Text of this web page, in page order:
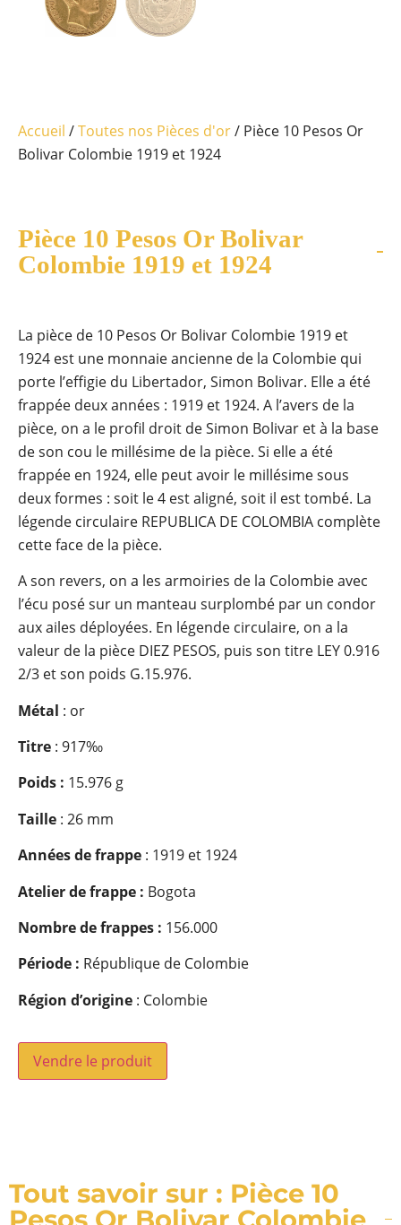
Accueil /Toutes nos Pièces d'or/ Pièce 10 Pesos Or
Bolivar Colombie 1919 et 1924
Pièce 10 Pesos Or Bolivar
Colombie 1919 et 1924
La pièce de 10 Pesos Or Bolivar Colombie 1919 et
1924 est une monnaie ancienne de la Colombie qui
porte l’effigie du Libertador, Simon Bolivar. Elle a été
frappée deux années : 1919 et 1924. A l’avers de la
pièce, on a le profil droit de Simon Bolivar et à la base
de son cou le millésime de la pièce. Si elle a été
frappée en 1924, elle peut avoir le millésime sous
deux formes : soit le 4 est aligné, soit il est tombé. La
légende circulaire REPUBLICA DE COLOMBIA complète
cette face de la pièce.
A son revers, on a les armoiries de la Colombie avec
l’écu posé sur un manteau surplombé par un condor
aux ailes déployées. En légende circulaire, on a la
valeur de la pièce DIEZ PESOS, puis son titre LEY 0.916
2/3 et son poids G.15.976.
Métal : or
Titre : 917‰
Poids : 15.976 g
Taille : 26 mm
Années de frappe : 1919 et 1924
Atelier de frappe : Bogota
Nombre de frappes : 156.000
Période : République de Colombie
Région d’origine : Colombie
Vendre le produit
Tout savoir sur : Pièce 10